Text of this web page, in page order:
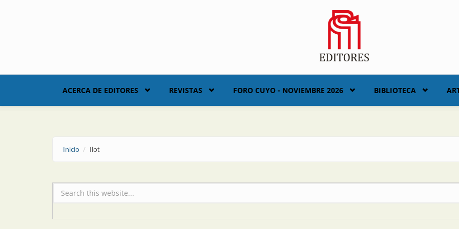
ACERCA DE EDITORES REVISTAS FORO CUYO - NOVIEMBRE 2026 BIBLIOTECA
Inicio Ilot
Formulario de búsqueda